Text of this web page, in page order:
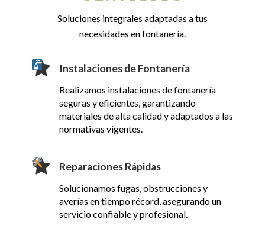
Soluciones integrales adaptadas a tus
necesidades en fontanería.
Instalaciones de Fontanería
Realizamos instalaciones de fontanería
seguras y eficientes, garantizando
materiales de alta calidad y adaptados a las
normativas vigentes.
Reparaciones Rápidas
Solucionamos fugas, obstrucciones y
averías en tiempo récord, asegurando un
servicio confiable y profesional.